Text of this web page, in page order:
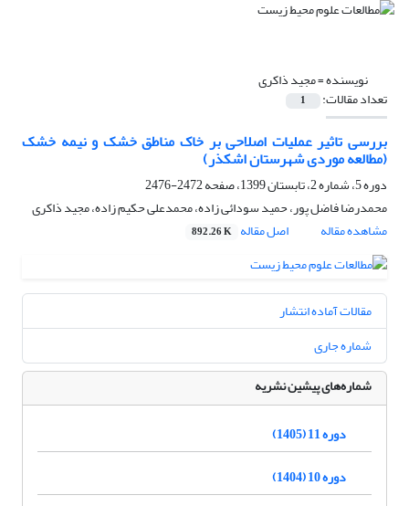
نویسنده =مجید ذاکری
تعداد مقالات: 1
بررسی تاثیر عملیات اصلاحی بر خاک مناطق خشک و نیمه خشک
(مطالعه موردی شهرستان اشکذر)
دوره 5، شماره 2، تابستان 1399، صفحه
2472-2476
محمدرضا فاضل پور، حمید سودائی زاده، محمدعلی حکیم زاده، مجید ذاکری
مشاهده مقاله
اصل مقاله 892.26 K
مقالات آماده انتشار
شماره جاری
شماره‌های پیشین نشریه
دوره 11 (1405)
دوره 10 (1404)